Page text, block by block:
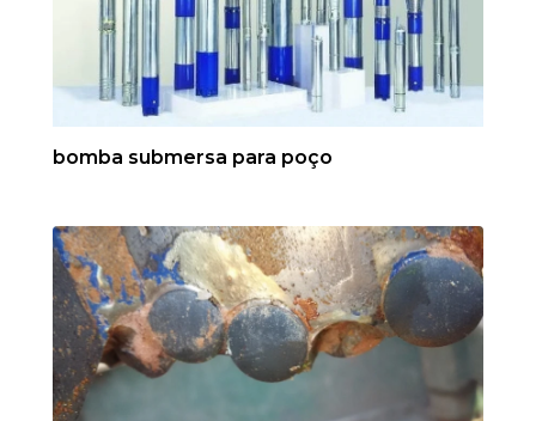
bomba submersa para poço